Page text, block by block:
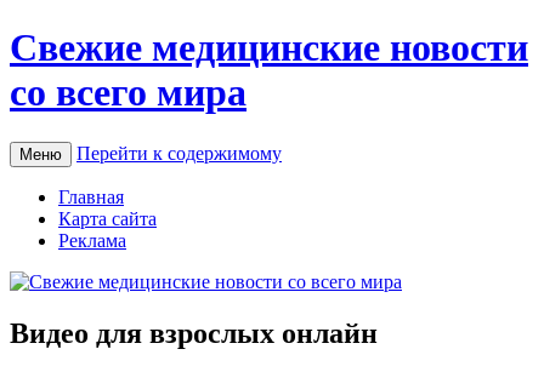
Свежие медицинские новости
со всего мира
Меню Перейти к содержимому
Главная
Карта сайта
Реклама
Видео для взрослых онлайн